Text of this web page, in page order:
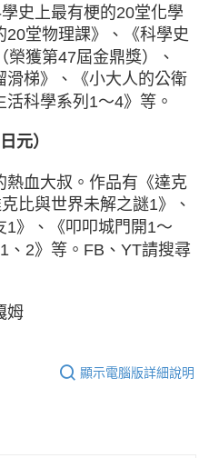
史上最有梗的20堂化學
堂物理課》、《科學史
榮獲第47屆金鼎獎）、
滑梯》、《小大人的公衛
科學系列1～4》等。
元）
熱血大叔。作品有《達克
比與世界未解之謎1》、
1》、《叩叩城門開1～
、2》等。FB、YT請搜尋
姆
顯示電腦版詳細說明